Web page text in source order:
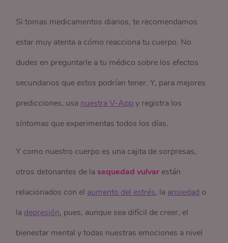
Si tomas medicamentos diarios, te recomendamos
estar muy atenta a cómo reacciona tu cuerpo. No
dudes en preguntarle a tu médico sobre los efectos
secundarios que estos podrían tener. Y, para mejores
predicciones, usa nuestra V-Appy registra los
síntomas que experimentas todos los días.
Y como nuestro cuerpo es una cajita de sorpresas,
otros detonantes de lasequedad vulvar están
relacionados con el aumento del estrés, la ansiedad o
la depresión, pues, aunque sea difícil de creer, el
bienestar mental y todas nuestras emociones a nivel